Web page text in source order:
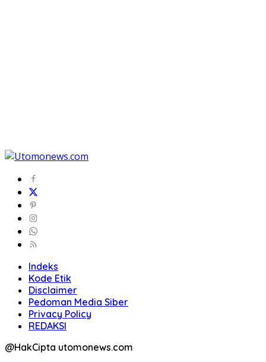
Indeks
Kode Etik
Disclaimer
Pedoman Media Siber
Privacy Policy
REDAKSI
@HakCipta utomonews.com